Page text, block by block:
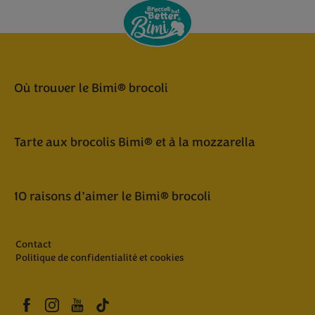
Où trouver le Bimi® brocoli
Tarte aux brocolis Bimi® et à la mozzarella
10 raisons d’aimer le Bimi® brocoli
Contact
Politique de confidentialité et cookies